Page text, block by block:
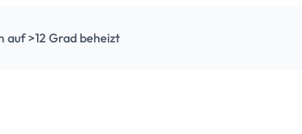
auf >12 Grad beheizt